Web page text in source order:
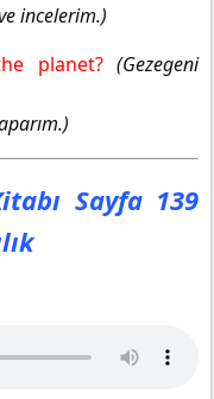
incelerim.)
planet?(Gezegeni
Sayfa 139